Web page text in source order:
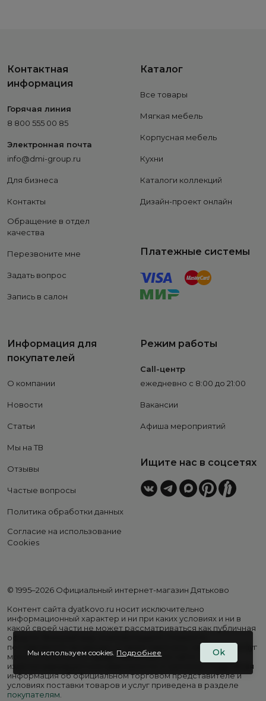
Контактная
информация
Горячая линия
8 800 555 00 85
Электронная почта
info@dmi-group.ru
Для бизнеса
Контакты
Обращение в отдел
качества
Перезвоните мне
Задать вопрос
Запись в салон
Каталог
Все товары
Мягкая мебель
Корпусная мебель
Кухни
Каталоги коллекций
Дизайн-проект онлайн
Платежные системы
Информация для
покупателей
О компании
Новости
Статьи
Мы на ТВ
Отзывы
Частые вопросы
Политика обработки данных
Согласие на использование
Cookies
Режим работы
Call-центр
ежедневно с 8:00 до 21:00
Вакансии
Афиша мероприятий
Ищите нас в соцсетях
© 1995–2026 Официальный интернет-магазин Дятьково
Контент сайта dyatkovo.ru носит исключительно
информационный характер и ни при каких условиях и ни в
какой своей части не может рассматриваться как публичная
оферта. Внешний вид, комплектация и стоимость
поставляемой продукции, а также перечень сервисных услуг
могут отличаться от представленных на сайте. Цены на
изделия варьируются в зависимости от региона. Подробная
информация об официальном торговом представителе и
условиях поставки товаров и услуг приведена в разделе
покупателям.
Мы используем cookies. Подробнее Ok